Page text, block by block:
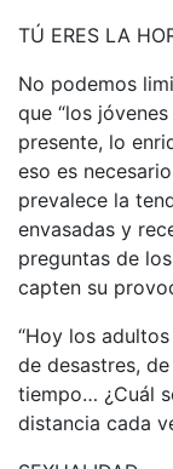
TÚ ERES LA
No podemos
que “los
presente, lo
eso es
prevalece la
envasadas y
preguntas de
capten su
“Hoy los
de desastres,
tiempo… ¿Cuál
distancia cada